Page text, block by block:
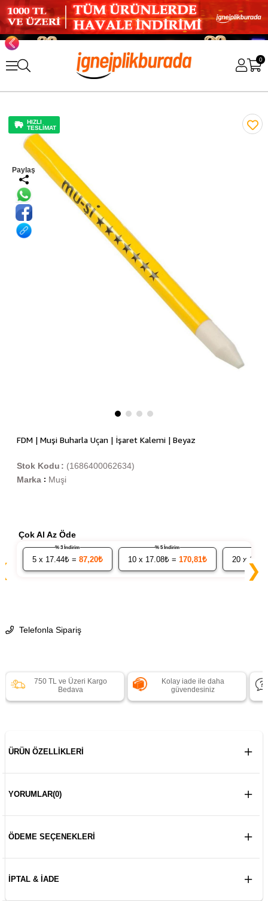
0
HIZLI
TESLİMAT
Paylaş
FDM | Muşi Buharla Uçan | İşaret Kalemi | Beyaz
(1686400062634)
Stok Kodu
Marka : Muşi
Çok Al Az Öde
5x 17.44₺ = 87,20₺
% 3 İndirim
10x 17.08₺ = 170,81₺
% 5 İndirim
20x
❯
Telefonla Sipariş
750 TL ve Üzeri Kargo
Bedava
Kolay iade ile daha
güvendesiniz
ÜRÜN ÖZELLIKLERI
YORUMLAR(0)
ÖDEME SEÇENEKLERI
İPTAL & İADE